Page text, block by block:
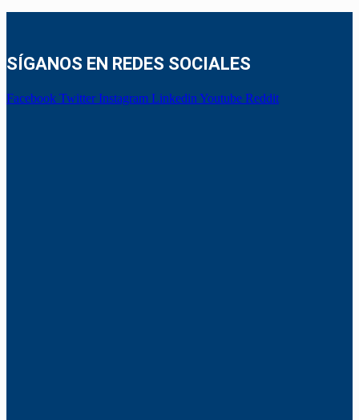
SÍGANOS EN REDES SOCIALES
Facebook Twitter Instagram Linkedin Youtube Reddit